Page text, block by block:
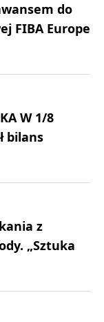
do
FIBA Europe
W 1/8
bilans
z
„Sztuka